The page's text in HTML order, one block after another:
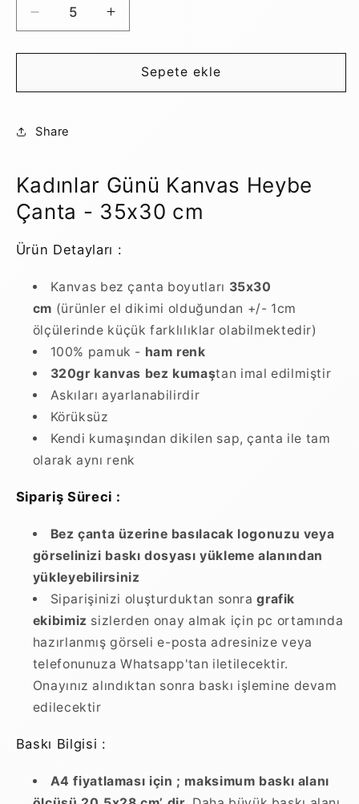
Kadınlar
Günü
Kanvas
için
azaltın
Kadınlar
Günü
Kanvas
Heybe
için
Sepete ekle
Share
Kadınlar Günü Kanvas Heybe
Çanta - 35x30 cm
Ürün Detayları :
Kanvas bez çanta boyutları 35x30
cm (ürünler el dikimi olduğundan +/- 1cm
ölçülerinde küçük farklılıklar olabilmektedir)
100% pamuk - ham renk
320gr kanvas bez kumaştan imal edilmiştir
Askıları ayarlanabilirdir
Körüksüz
Kendi kumaşından dikilen sap, çanta ile tam
olarak aynı renk
Sipariş Süreci :
Bez çanta üzerine basılacak logonuzu veya
görselinizi baskı dosyası yükleme alanından
yükleyebilirsiniz
Siparişinizi oluşturduktan sonragrafik
ekibimiz sizlerden onay almak için pc ortamında
hazırlanmış görseli e-posta adresinize veya
telefonunuza Whatsapp'tan iletilecektir.
Onayınız alındıktan sonra baskı işlemine devam
edilecektir
Baskı Bilgisi :
A4 fiyatlaması için ; maksimum baskı alanı